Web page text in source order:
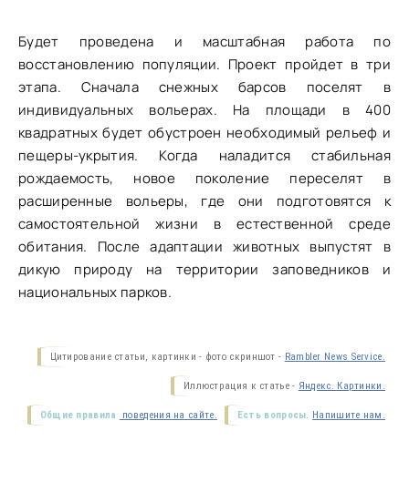
Будет проведена и масштабная работа по
восстановлению популяции. Проект пройдет в три
этапа. Сначала снежных барсов поселят в
индивидуальных вольерах. На площади в 400
квадратных будет обустроен необходимый рельеф и
пещеры-укрытия. Когда наладится стабильная
рождаемость, новое поколение переселят в
расширенные вольеры, где они подготовятся к
самостоятельной жизни в естественной среде
обитания. После адаптации животных выпустят в
дикую природу на территории заповедников и
национальных парков.
Цитирование статьи, картинки - фото скриншот - Rambler News Service.
Иллюстрация к статье - Яндекс. Картинки.
Есть вопросы. Напишите нам.
Общие правила поведения на сайте.